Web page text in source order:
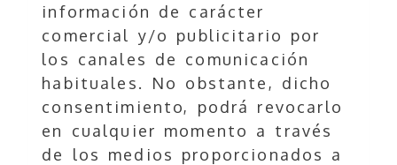
información de carácter
comercial y/o publicitario por
los canales de comunicación
habituales. No obstante, dicho
consentimiento, podrá revocarlo
en cualquier momento a través
de los medios proporcionados a